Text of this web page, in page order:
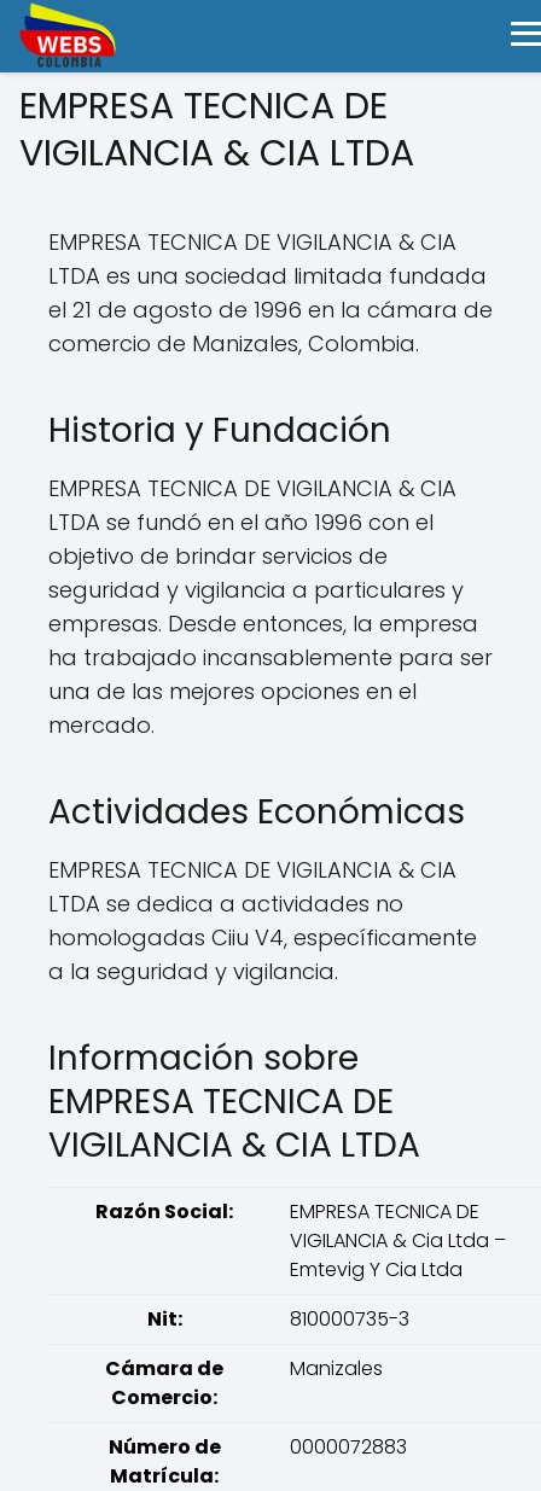
EMPRESA TECNICA DE
VIGILANCIA & CIA LTDA
EMPRESA TECNICA DE VIGILANCIA & CIA
LTDA es una sociedad limitada fundada
el 21 de agosto de 1996 en la cámara de
comercio de Manizales, Colombia.
Historia y Fundación
EMPRESA TECNICA DE VIGILANCIA & CIA
LTDA se fundó en el año 1996 con el
objetivo de brindar servicios de
seguridad y vigilancia a particulares y
empresas. Desde entonces, la empresa
ha trabajado incansablemente para ser
una de las mejores opciones en el
mercado.
Actividades Económicas
EMPRESA TECNICA DE VIGILANCIA & CIA
LTDA se dedica a actividades no
homologadas Ciiu V4, específicamente
a la seguridad y vigilancia.
Información sobre
EMPRESA TECNICA DE
VIGILANCIA & CIA LTDA
Razón Social:
EMPRESA TECNICA DE
VIGILANCIA & Cia Ltda –
Emtevig Y Cia Ltda
Nit:
810000735-3
Cámara de
Comercio:
Manizales
Número de
Matrícula:
0000072883